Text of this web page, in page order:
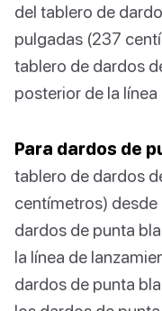
del tablero de
pulgadas (237
tablero de dardos
posterior de la línea
Para dardos de
tablero de dardos
centímetros)
dardos de punta
la línea de
dardos de punta